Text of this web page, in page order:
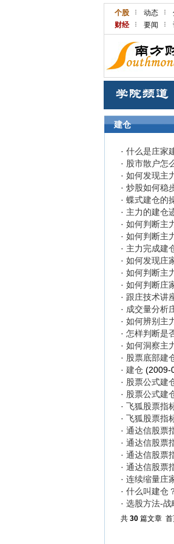
个股 动态
财经
要闻
建仓
· 什么是庄家
· 股市散户怎
· 如何发现主
· 炒股如何稳
· 蝶式建仓的
· 主力的建仓
· 如何判断主
· 如何判断主
· 主力完成建
· 如何发现庄
· 如何判断主
· 如何判断庄
· 跟庄技术讲
· 成交量分析
· 如何辨别主
· 怎样判断是
· 如何洞察主
· 股票底部建
· 建仓 (2009-
· 股票公式建
· 股票公式建
· 飞狐股票指
· 飞狐股票指
· 通达信股票
· 通达信股票
· 通达信股票
· 通达信股票
· 连续缩量庄
· 什么叫建仓
· 选股方法-战
共 30篇文章 首